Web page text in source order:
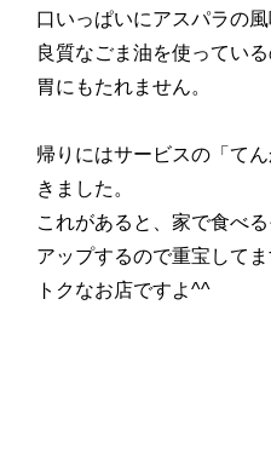
口いっぱいにアスパラの
良質なごま油を使ってい
胃にもたれません。
帰りにはサービスの「て
きました。
これがあると、家で食べ
アップするので重宝して
トクなお店ですよ^^